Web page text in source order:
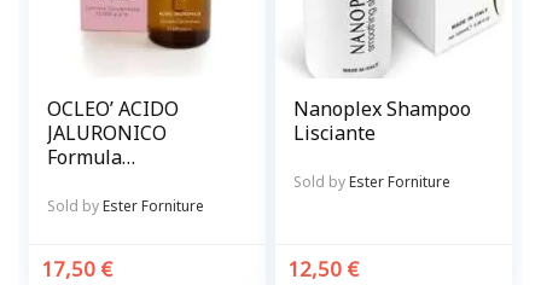
OCLEO’ ACIDO
JALURONICO
Formula
p.p.m.
Sold byEster Forniture
17,50 €
Nanoplex Shampoo
Lisciante
Sold byEster Forniture
12,50 €